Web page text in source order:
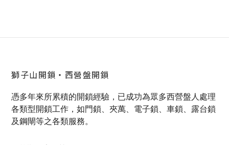
獅子山開鎖‧西營盤開鎖
憑多年來所累積的開鎖經驗，已成功為眾多西營盤人處理
各類型開鎖工作，如門鎖、夾萬、電子鎖、車鎖、露台鎖
及鋼閘等之各類服務。